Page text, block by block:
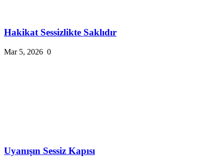
Hakikat Sessizlikte Saklıdır
Mar 5, 2026 0
Uyanışın Sessiz Kapısı